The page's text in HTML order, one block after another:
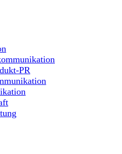
PR